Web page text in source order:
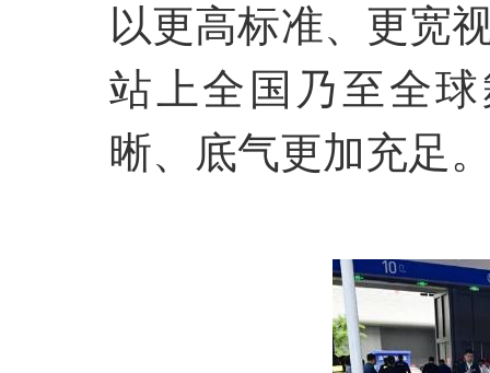
以更高标准、更宽
站上全国乃至全
晰、底气更加充足